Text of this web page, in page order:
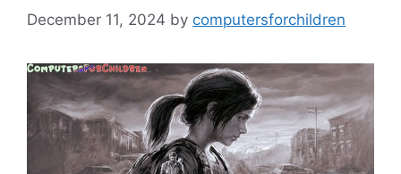
December 11, 2024 by computersforchildren